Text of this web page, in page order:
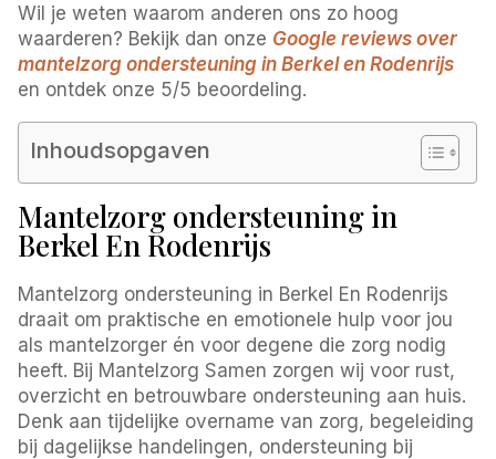
Wil je weten waarom anderen ons zo hoog
waarderen? Bekijk dan onze Google reviews over
mantelzorg ondersteuning in Berkel en Rodenrijs
en ontdek onze 5/5 beoordeling.
Inhoudsopgaven
Mantelzorg ondersteuning in
Berkel En Rodenrijs
Mantelzorg ondersteuning in Berkel En Rodenrijs
draait om praktische en emotionele hulp voor jou
als mantelzorger én voor degene die zorg nodig
heeft. Bij Mantelzorg Samen zorgen wij voor rust,
overzicht en betrouwbare ondersteuning aan huis.
Denk aan tijdelijke overname van zorg, begeleiding
bij dagelijkse handelingen, ondersteuning bij